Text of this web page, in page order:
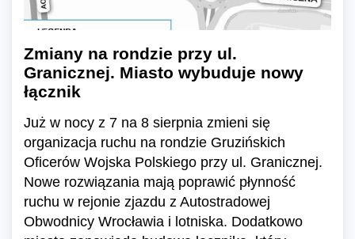
Zmiany na rondzie przy ul.
Granicznej. Miasto wybuduje nowy
łącznik
Już w nocy z 7 na 8 sierpnia zmieni się
organizacja ruchu na rondzie Gruzińskich
Oficerów Wojska Polskiego przy ul. Granicznej.
Nowe rozwiązania mają poprawić płynność
ruchu w rejonie zjazdu z Autostradowej
Obwodnicy Wrocławia i lotniska. Dodatkowo